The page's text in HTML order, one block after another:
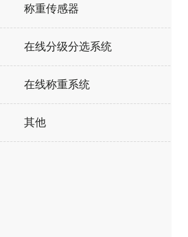
称重传感器
在线分级分选系统
在线称重系统
其他